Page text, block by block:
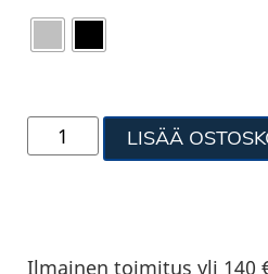
LISÄÄ
Ilmainen toimitus yli 140